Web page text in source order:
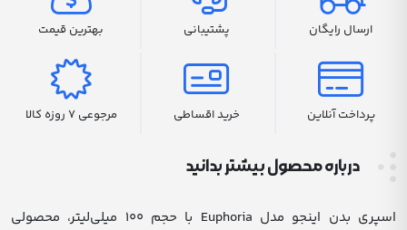
ارسال رایگان پشتیبانی بهترین قیمت
پرداخت آنلاین خرید اقساطی مرجوعی 7 روزه کالا
درباره محصول بیشتر بدانید
اسپری بدن اینجو مدل Euphoria با حجم ۱۰۰ میلی‌لیتر، محصولی